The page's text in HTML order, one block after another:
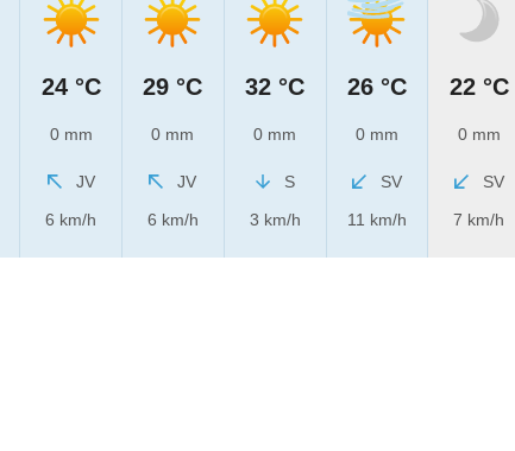
24 °C
0 mm
JV
6 km/h
29 °C
0 mm
JV
6 km/h
32 °C
0 mm
S
3 km/h
26 °C
0 mm
SV
11 km/h
22 °C
0 mm
SV
7 km/h